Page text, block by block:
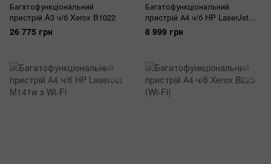
Багатофункціональний
пристрій A3 ч/б Xerox B1022
26 775 грн
Багатофункціональний
пристрій А4 ч/б HP LaserJet
M141a
8 999 грн